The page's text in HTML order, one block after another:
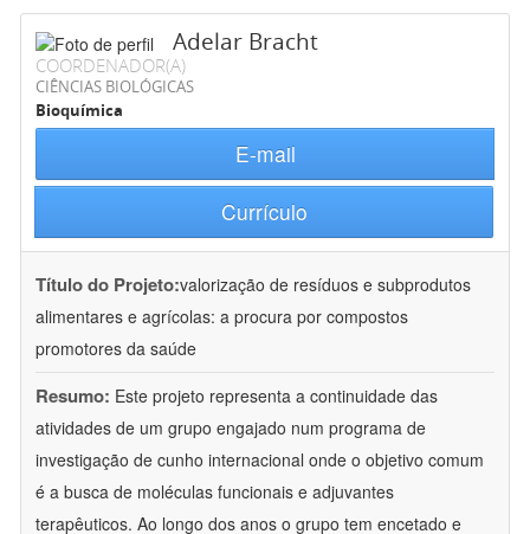
Adelar Bracht
COORDENADOR(A)
CIÊNCIAS BIOLÓGICAS
Bioquímica
E-mail
Currículo
Título do Projeto:valorização de resíduos e subprodutos
alimentares e agrícolas: a procura por compostos
promotores da saúde
Resumo: Este projeto representa a continuidade das
atividades de um grupo engajado num programa de
investigação de cunho internacional onde o objetivo comum
é a busca de moléculas funcionais e adjuvantes
terapêuticos. Ao longo dos anos o grupo tem encetado e